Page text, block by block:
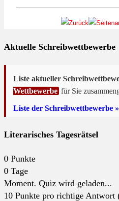
Aktuelle Schreibwettbewerbe
Liste aktueller
Wettbewerbe für Sie
Liste der Schreibwettbewerbe »
Literarisches Tagesrätsel
0 Punkte
0 Tage
Moment. Quiz wird geladen...
10 Punkte pro richtige